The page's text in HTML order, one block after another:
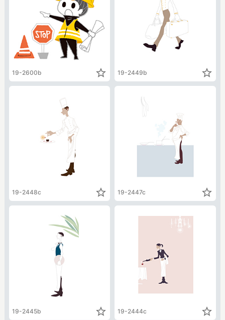
19-2600b star_border 19-2449b star_border
19-2448c star_border 19-2447c star_border
19-2445b star_border 19-2444c star_border